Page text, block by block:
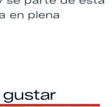
en plena
gustar